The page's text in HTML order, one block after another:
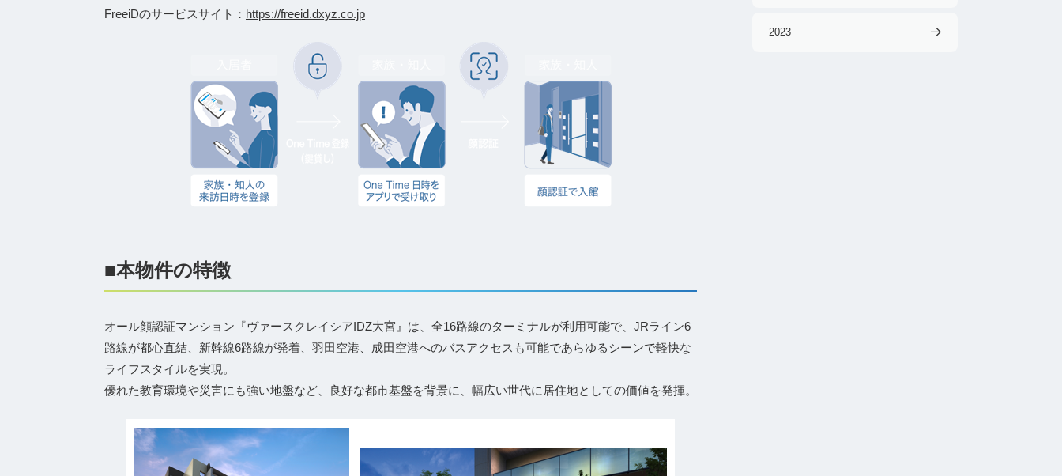
FreeiDのサービスサイト： https://freeid.dxyz.co.jp
■本物件の特徴
オール顔認証マンション『ヴァースクレイシアIDZ大宮』は、全16路線のターミナルが利用可能で、JRライン6
路線が都心直結、新幹線6路線が発着、羽田空港、成田空港へのバスアクセスも可能であらゆるシーンで軽快な
ライフスタイルを実現。
優れた教育環境や災害にも強い地盤など、良好な都市基盤を背景に、幅広い世代に居住地としての価値を発揮。
2023